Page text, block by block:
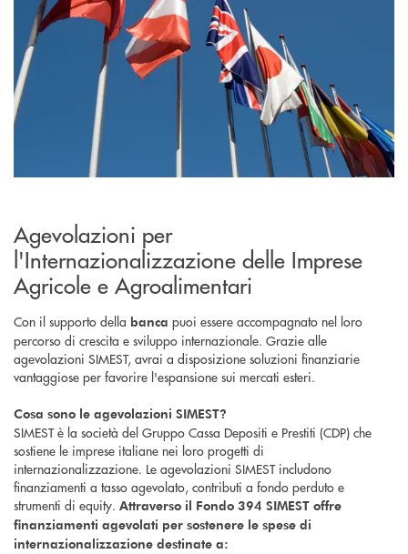
Agevolazioni per
l'Internazionalizzazione delle Imprese
Agricole e Agroalimentari
Con il supporto della banca puoi essere accompagnato nel loro
percorso di crescita e sviluppo internazionale. Grazie alle
agevolazioni SIMEST, avrai a disposizione soluzioni finanziarie
vantaggiose per favorire l'espansione sui mercati esteri.
Cosa sono le agevolazioni SIMEST?
SIMEST è la società del Gruppo Cassa Depositi e Prestiti (CDP) che
sostiene le imprese italiane nei loro progetti di
internazionalizzazione. Le agevolazioni SIMEST includono
finanziamenti a tasso agevolato, contributi a fondo perduto e
strumenti di equity. Attraverso il Fondo 394 SIMEST offre
finanziamenti agevolati per sostenere le spese di
internazionalizzazione destinate a: